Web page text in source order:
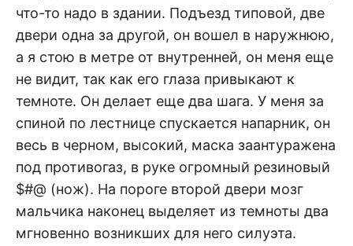
что-то надо в здании. Подъезд типовой, две
двери одна за другой, он вошел в наружнюю,
а я стою в метре от внутренней, он меня еще
не видит, так как его глаза привыкают к
темноте. Он делает еще два шага. У меня за
спиной по лестнице спускается напарник, он
весь в черном, высокий, маска заантуражена
под противогаз, в руке огромный резиновый
$#@ (нож). На пороге второй двери мозг
мальчика наконец выделяет из темноты два
мгновенно возникших для него силуэта.